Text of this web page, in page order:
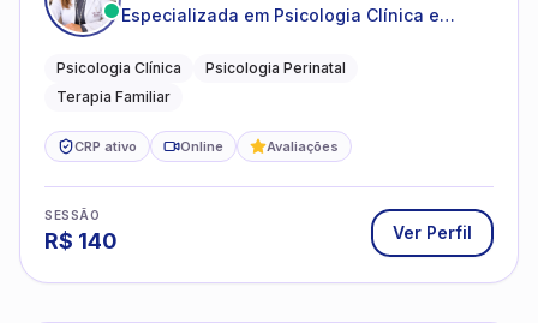
Especializada em Psicologia Clínica e
famílias
Psicologia Clínica
Psicologia Perinatal
Terapia Familiar
CRP ativo Online Avaliações
SESSÃO
R$ 140 Ver Perfil